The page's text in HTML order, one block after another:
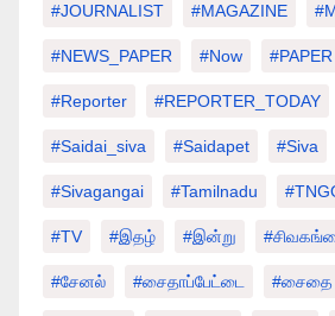
#JOURNALIST #MAGAZINE
#NEWS_PAPER #Now #PAPER
#Reporter #REPORTER_TODAY
#saidai_siva #saidapet #Siva
#sivagangai #tamilnadu
#TV #இதழ் #இன்று
#சேனல் #சைதாப்பேட்டை #சைதை